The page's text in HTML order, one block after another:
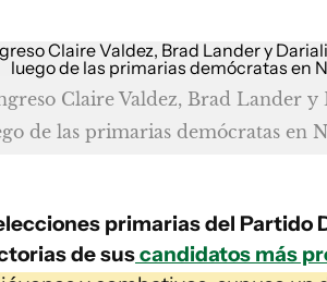
Claire Valdez, Brad Lander
de las primarias demócratas en
primarias del Partido
de suscandidatos más